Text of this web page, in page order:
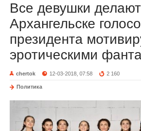
Все девушки
Архангельске
президента
эротическими
chertok 12-03-2018, 07:58 2 160
Политика